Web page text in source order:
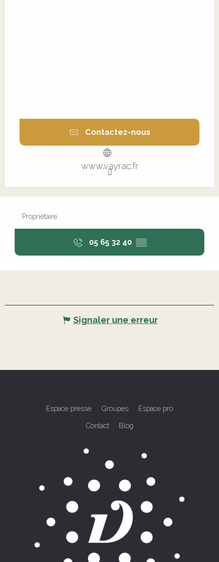
Contactez-nous
www.vayrac.fr
Propriétaire
05 65 32 40 ▒▒
Signaler une erreur
Espace presse Groupes Espace pro
Contact Blog